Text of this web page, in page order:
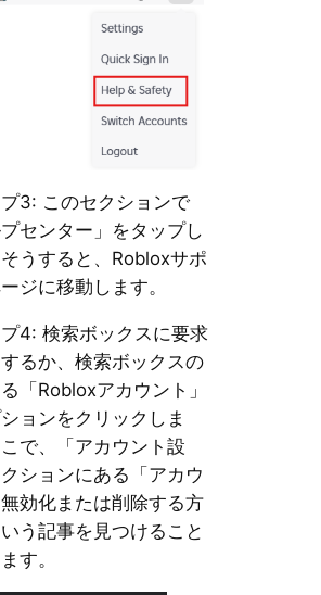
3: このセクションで
プセンター」をタップし
うすると、Robloxサポ
ジに移動します。
4: 検索ボックスに要求
るか、検索ボックスの
「Robloxアカウント」
ョンをクリックしま
で、「アカウント設
ションにある「アカウ
効化または削除する方
う記事を見つけること
す。